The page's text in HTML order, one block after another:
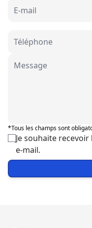
*Tous les champs sont
Je souhaite
e-mail.